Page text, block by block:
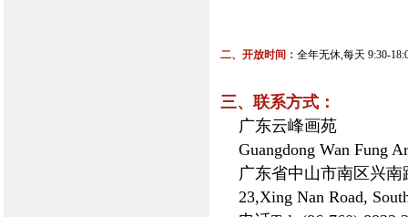
二、开放时间： 全年无休,每天 9:30-
三、联系方式：
广东云峰画苑
Guangdong Wan Fung
广东省中山市南区兴南
23,Xing Nan Road,